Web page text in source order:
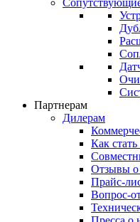
Партнерам
Дилерам
Как
Отзывы о
Прайс-
Вопрос-